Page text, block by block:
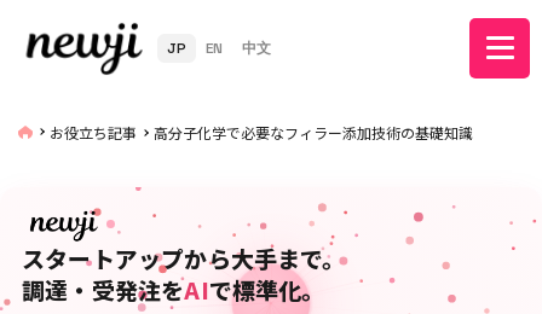
JP EN 中文
お役立ち記事 高分子化学で必要なフィラー添加技術の基礎知識
スタートアップから大手まで。
調達・受発注をAIで標準化。